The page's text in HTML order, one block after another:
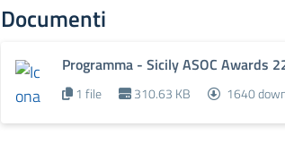
Documenti
Programma - Sicily ASOC Awards
1 file 310.63 KB 1640